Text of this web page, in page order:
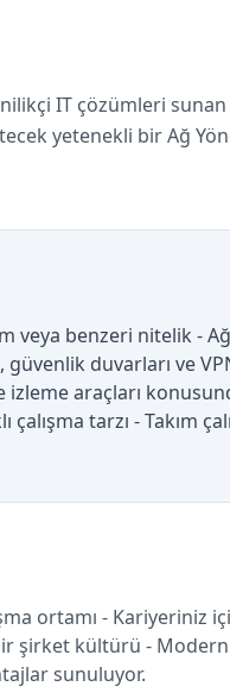
IT çözümleri
yetenekli bir Ağ
veya benzeri nitelik -
güvenlik duvarları ve
araçları
tarzı - Takım
ortamı - Kariyeriniz
şirket kültürü -
sunuluyor.